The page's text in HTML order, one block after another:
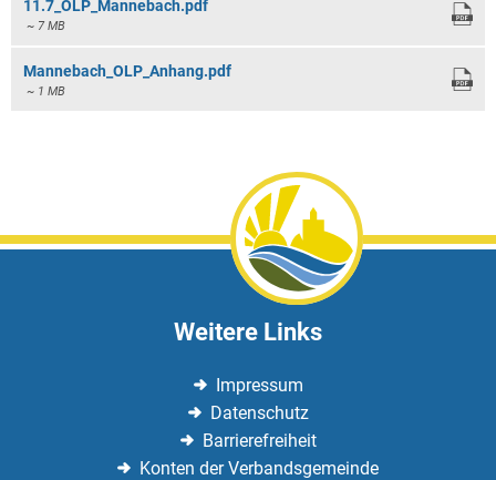
11.7_OLP_Mannebach.pdf
~ 7 MB
Mannebach_OLP_Anhang.pdf
~ 1 MB
Weitere Links
Impressum
Datenschutz
Barrierefreiheit
Konten der Verbandsgemeinde